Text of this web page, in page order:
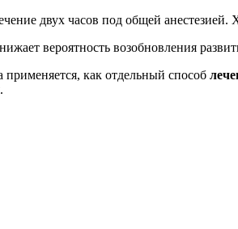
двух часов под общей
вероятность возобновления
как отдельный способ